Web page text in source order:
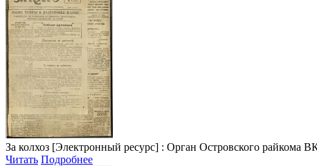
За колхоз [Электронный ресурс] : Орган Островского райкома
Читать Подробнее